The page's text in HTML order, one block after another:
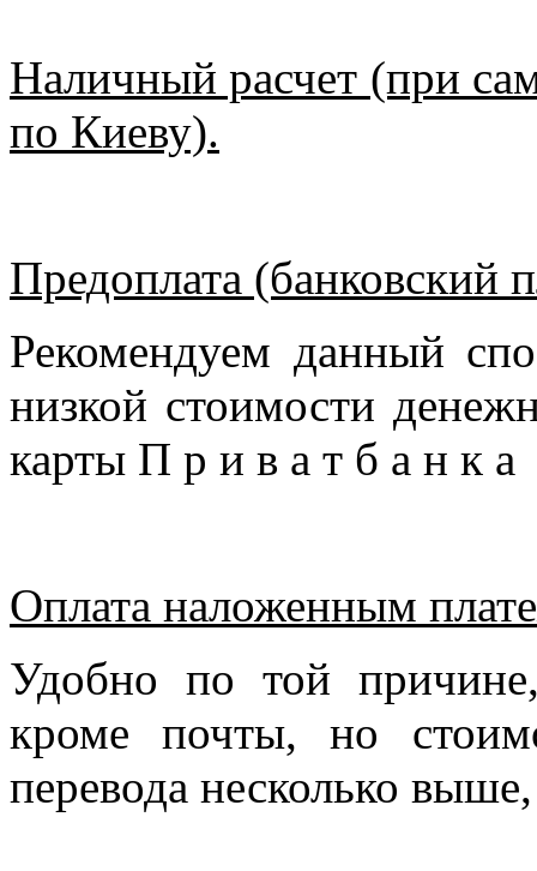
Наличный расчет (при
по Киеву).
Предоплата (банковский
Рекомендуем данный
низкой стоимости
карты П р и в а т б а н к
Оплата наложенным
Удобно по той
кроме почты, но
перевода несколько